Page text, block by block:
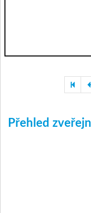
Přehled